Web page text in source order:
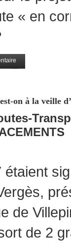
« en
on à la veille
de
de 2